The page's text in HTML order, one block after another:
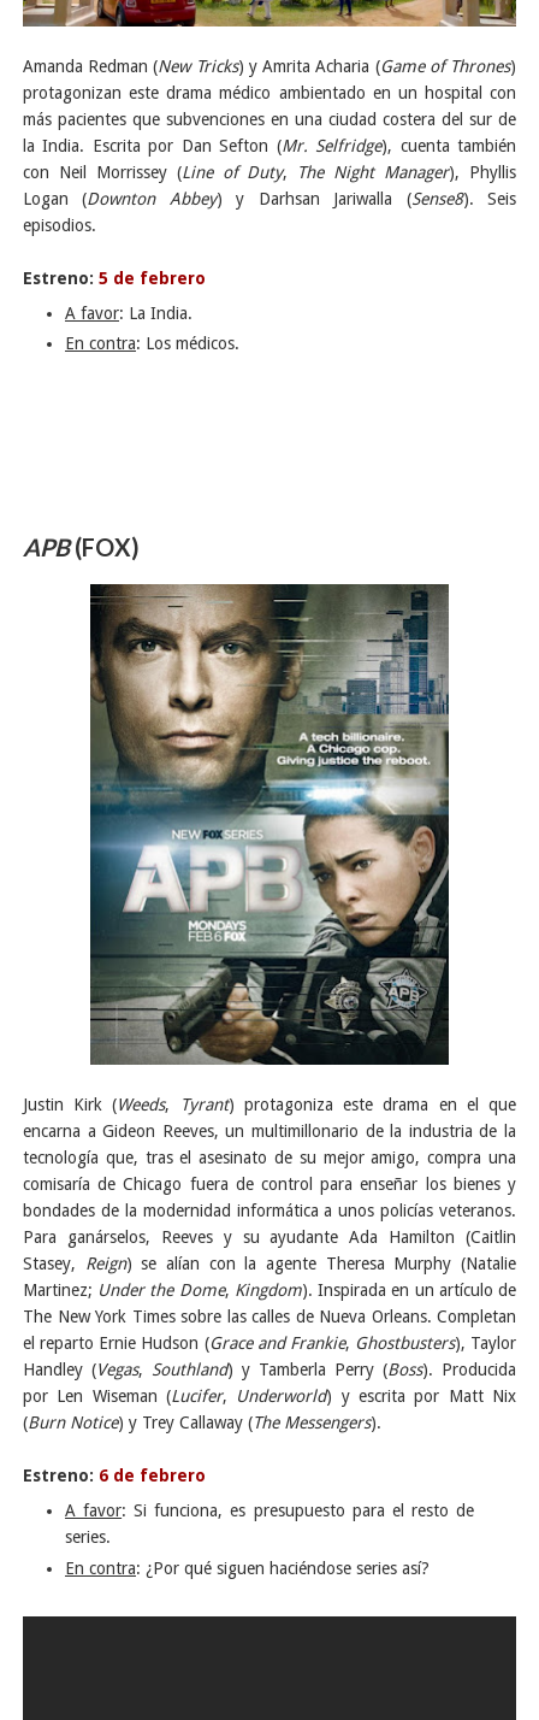
Amanda Redman (New Tricks) y Amrita Acharia (Game of Thrones)
protagonizan este drama médico ambientado en un hospital con
más pacientes que subvenciones en una ciudad costera del sur de
la India. Escrita por Dan Sefton (Mr. Selfridge), cuenta también
con Neil Morrissey (Line of Duty, The Night Manager), Phyllis
Logan (Downton Abbey) y Darhsan Jariwalla (Sense8). Seis
episodios.
Estreno: 5 de febrero
A favor: La India.
En contra: Los médicos.
APB(FOX)
Justin Kirk (Weeds, Tyrant) protagoniza este drama en el que
encarna a Gideon Reeves, un multimillonario de la industria de la
tecnología que, tras el asesinato de su mejor amigo, compra una
comisaría de Chicago fuera de control para enseñar los bienes y
bondades de la modernidad informática a unos policías veteranos.
Para ganárselos, Reeves y su ayudante Ada Hamilton (Caitlin
Stasey, Reign) se alían con la agente Theresa Murphy (Natalie
Martinez; Under the Dome, Kingdom). Inspirada en un artículo de
The New York Times sobre las calles de Nueva Orleans. Completan
el reparto Ernie Hudson (Grace and Frankie, Ghostbusters), Taylor
Handley (Vegas, Southland) y Tamberla Perry (Boss). Producida
por Len Wiseman (Lucifer, Underworld) y escrita por Matt Nix
(Burn Notice) y Trey Callaway (The Messengers).
Estreno: 6 de febrero
A favor: Si funciona, es presupuesto para el resto de
series.
En contra: ¿Por qué siguen haciéndose series así?